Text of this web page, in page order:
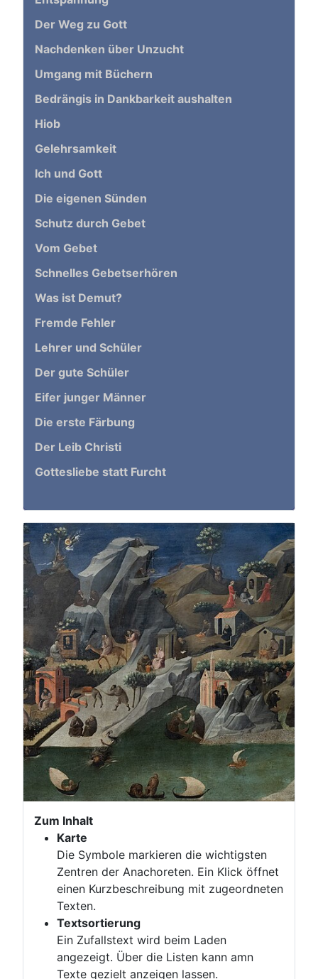
Der Weg zu Gott
Nachdenken über Unzucht
Umgang mit Büchern
Bedrängis in Dankbarkeit aushalten
Hiob
Gelehrsamkeit
Ich und Gott
Die eigenen Sünden
Schutz durch Gebet
Vom Gebet
Schnelles Gebetserhören
Was ist Demut?
Fremde Fehler
Lehrer und Schüler
Der gute Schüler
Eifer junger Männer
Die erste Färbung
Der Leib Christi
Gottesliebe statt Furcht
Zum Inhalt
Karte
Die Symbole markieren die wichtigsten
Zentren der Anachoreten. Ein Klick öffnet
einen Kurzbeschreibung mit zugeordneten
Texten.
Textsortierung
Ein Zufallstext wird beim Laden
angezeigt. Über die Listen kann amn
Texte gezielt anzeigen lassen.